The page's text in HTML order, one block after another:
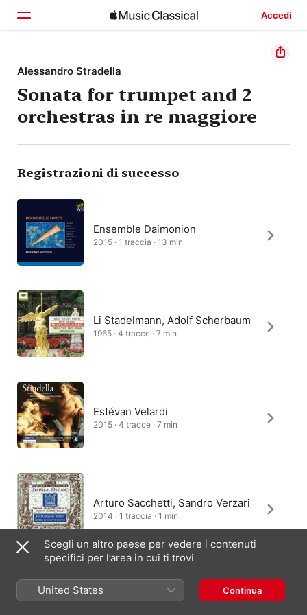
Accedi
Home
Scopri
Cerca
Alessandro Stradella
Sonata for trumpet and 2
orchestras in re maggiore
Registrazioni di successo
Ensemble Daimonion
2015 · 1 traccia · 13 min
Li Stadelmann, Adolf Scherbaum
1965 · 4 tracce · 7 min
Estévan Velardi
2015 · 4 tracce · 7 min
Arturo Sacchetti, Sandro Verzari
2014 · 1 traccia · 1 min
Hermann Sauter, Southwest
German Chamber Orchestra,
Scegli un altro paese per vedere i contenuti
specifici per l’area in cui ti trovi
United States Continua